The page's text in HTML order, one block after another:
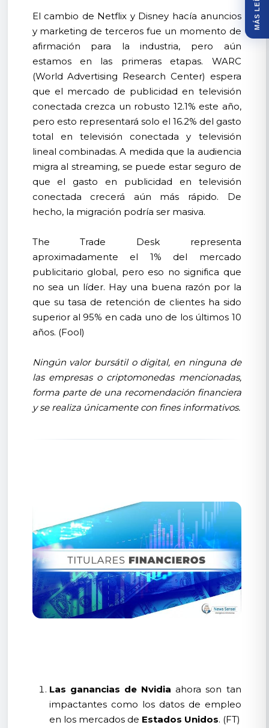
El cambio de Netflix y Disney hacía anuncios
y marketing de terceros fue un momento de
afirmación para la industria, pero aún
estamos en las primeras etapas. WARC
(World Advertising Research Center) espera
que el mercado de publicidad en televisión
conectada crezca un robusto 12.1% este año,
pero esto representará solo el 16.2% del gasto
total en televisión conectada y televisión
lineal combinadas. A medida que la audiencia
migra al streaming, se puede estar seguro de
que el gasto en publicidad en televisión
conectada crecerá aún más rápido. De
hecho, la migración podría ser masiva.
The Trade Desk representa
aproximadamente el 1% del mercado
publicitario global, pero eso no significa que
no sea un líder. Hay una buena razón por la
que su tasa de retención de clientes ha sido
superior al 95% en cada uno de los últimos 10
años. (Fool)
Ningún valor bursátil o digital, en ninguna de
las empresas o criptomonedas mencionadas,
forma parte de una recomendación financiera
y se realiza únicamente con fines informativos.
Las ganancias de Nvidia ahora son tan
impactantes como los datos de empleo
en los mercados de Estados Unidos. (FT)